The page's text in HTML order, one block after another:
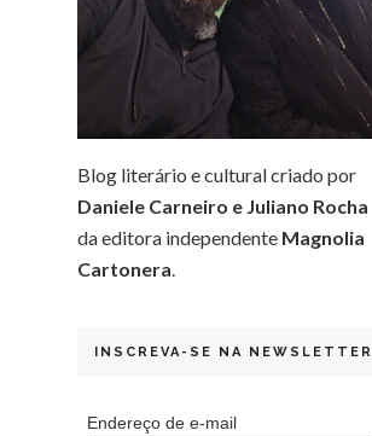
Blog literário e cultural criado por
Daniele Carneiro e Juliano Rocha
da editora independente Magnolia
Cartonera.
INSCREVA-SE NA NEWSLETTER
Endereço de e-mail